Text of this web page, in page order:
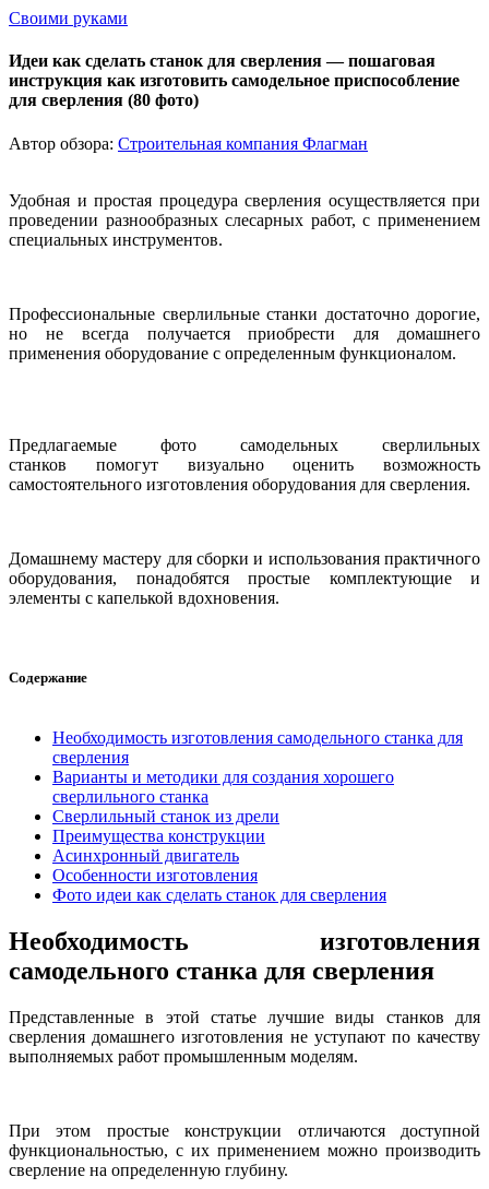
Своими руками
Идеи как сделать станок для сверления — пошаговая
инструкция как изготовить самодельное приспособление
для сверления (80 фото)
Автор обзора: Строительная компания Флагман
Удобная и простая процедура сверления осуществляется при
проведении разнообразных слесарных работ, с применением
специальных инструментов.
Профессиональные сверлильные станки достаточно дорогие,
но не всегда получается приобрести для домашнего
применения оборудование с определенным функционалом.
Предлагаемые фото самодельных сверлильных
станков помогут визуально оценить возможность
самостоятельного изготовления оборудования для сверления.
Домашнему мастеру для сборки и использования практичного
оборудования, понадобятся простые комплектующие и
элементы с капелькой вдохновения.
Содержание
Необходимость изготовления самодельного станка для
сверления
Варианты и методики для создания хорошего
сверлильного станка
Сверлильный станок из дрели
Преимущества конструкции
Асинхронный двигатель
Особенности изготовления
Фото идеи как сделать станок для сверления
Необходимость изготовления
самодельного станка для сверления
Представленные в этой статье лучшие виды станков для
сверления домашнего изготовления не уступают по качеству
выполняемых работ промышленным моделям.
При этом простые конструкции отличаются доступной
функциональностью, с их применением можно производить
сверление на определенную глубину.